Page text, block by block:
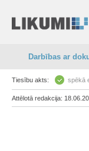
Darbības ar
Tiesību akts: spēkā
Attēlotā redakcija: